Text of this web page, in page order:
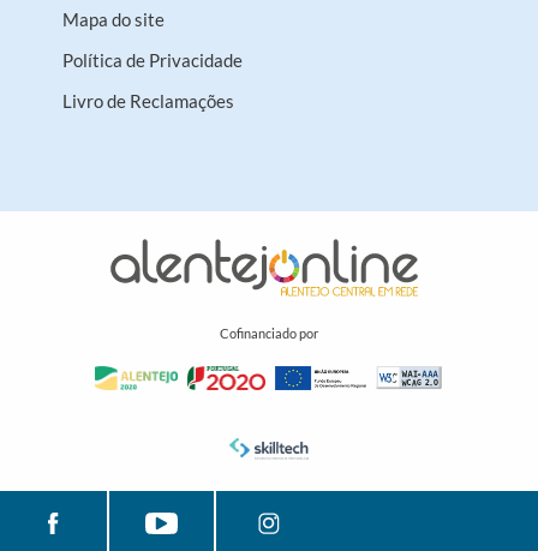
Mapa do site
Política de Privacidade
Livro de Reclamações
Cofinanciado por